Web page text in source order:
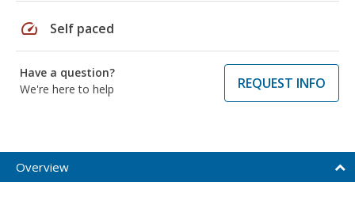
speed Self paced
Have a question?
We're here to help
REQUEST INFO
Overview